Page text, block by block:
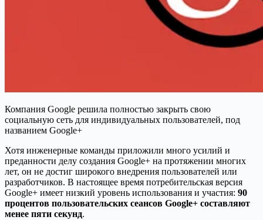
Компания Google решила полностью закрыть свою
социальную сеть для индивидуальных пользователей, под
названием Google+
Хотя инженерные команды приложили много усилий и
преданности делу создания Google+ на протяжении многих
лет, он не достиг широкого внедрения пользователей или
разработчиков. В настоящее время потребительская версия
Google+ имеет низкий уровень использования и участия: 90
процентов пользовательских сеансов Google+ составляют
менее пяти секунд.